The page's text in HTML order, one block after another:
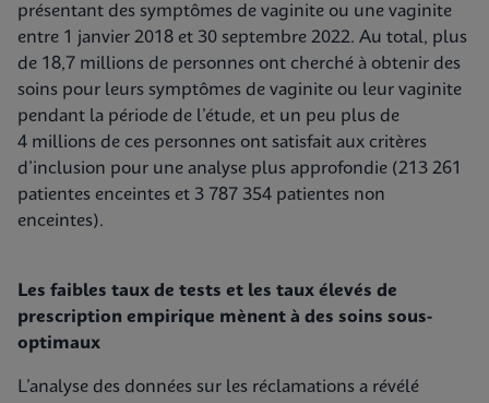
présentant des symptômes de vaginite ou une vaginite
entre 1 janvier 2018 et 30 septembre 2022. Au total, plus
de 18,7 millions de personnes ont cherché à obtenir des
soins pour leurs symptômes de vaginite ou leur vaginite
pendant la période de l’étude, et un peu plus de
4 millions de ces personnes ont satisfait aux critères
d’inclusion pour une analyse plus approfondie (213 261
patientes enceintes et 3 787 354 patientes non
enceintes).
Les faibles taux de tests et les taux élevés de
prescription empirique mènent à des soins sous-
optimaux
L’analyse des données sur les réclamations a révélé